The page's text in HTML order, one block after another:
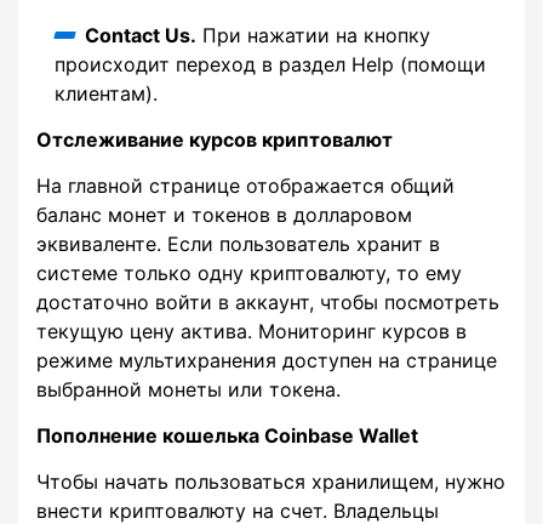
Contact Us. При нажатии на кнопку
происходит переход в раздел Help (помощи
клиентам).
Отслеживание курсов криптовалют
На главной странице отображается общий
баланс монет и токенов в долларовом
эквиваленте. Если пользователь хранит в
системе только одну криптовалюту, то ему
достаточно войти в аккаунт, чтобы посмотреть
текущую цену актива. Мониторинг курсов в
режиме мультихранения доступен на странице
выбранной монеты или токена.
Пополнение кошелька Coinbase Wallet
Чтобы начать пользоваться хранилищем, нужно
внести криптовалюту на счет. Владельцы